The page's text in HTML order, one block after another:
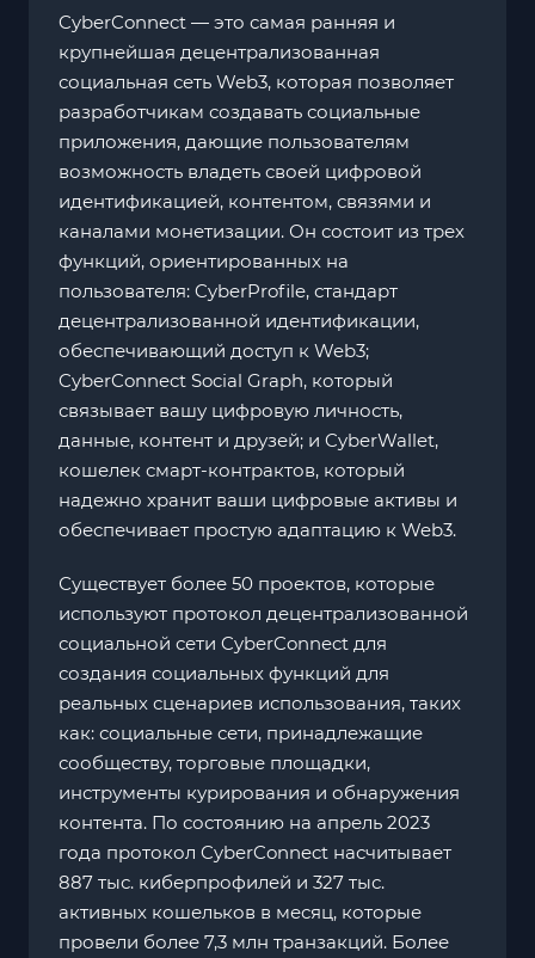
CyberConnect — это самая ранняя и
крупнейшая децентрализованная
социальная сеть Web3, которая позволяет
разработчикам создавать социальные
приложения, дающие пользователям
возможность владеть своей цифровой
идентификацией, контентом, связями и
каналами монетизации. Он состоит из трех
функций, ориентированных на
пользователя: CyberProfile, стандарт
децентрализованной идентификации,
обеспечивающий доступ к Web3;
CyberConnect Social Graph, который
связывает вашу цифровую личность,
данные, контент и друзей; и CyberWallet,
кошелек смарт-контрактов, который
надежно хранит ваши цифровые активы и
обеспечивает простую адаптацию к Web3.
Существует более 50 проектов, которые
используют протокол децентрализованной
социальной сети CyberConnect для
создания социальных функций для
реальных сценариев использования, таких
как: социальные сети, принадлежащие
сообществу, торговые площадки,
инструменты курирования и обнаружения
контента. По состоянию на апрель 2023
года протокол CyberConnect насчитывает
887 тыс. киберпрофилей и 327 тыс.
активных кошельков в месяц, которые
провели более 7,3 млн транзакций. Более